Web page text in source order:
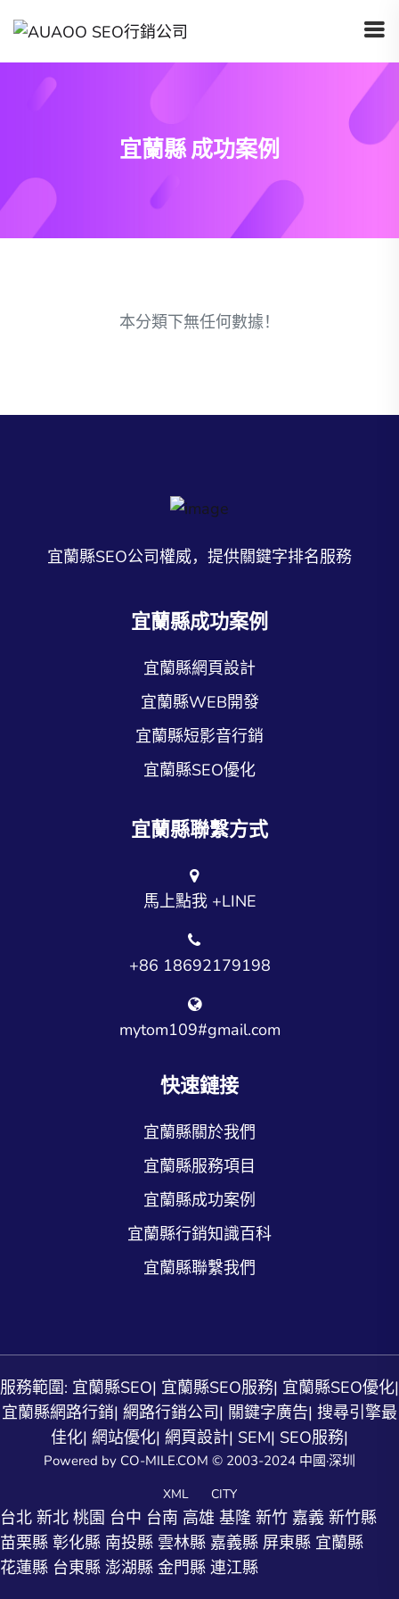
宜蘭縣 成功案例
本分類下無任何數據！
宜蘭縣SEO公司權威，提供關鍵字排名服務
宜蘭縣成功案例
宜蘭縣網頁設計
宜蘭縣WEB開發
宜蘭縣短影音行銷
宜蘭縣SEO優化
宜蘭縣聯繫方式
馬上點我 +LINE
+86 18692179198
mytom109#gmail.com
快速鏈接
宜蘭縣關於我們
宜蘭縣服務項目
宜蘭縣成功案例
宜蘭縣行銷知識百科
宜蘭縣聯繫我們
服務範圍: 宜蘭縣SEO| 宜蘭縣SEO服務| 宜蘭縣SEO優化|
宜蘭縣網路行銷| 網路行銷公司| 關鍵字廣告| 搜尋引擎最
佳化| 網站優化| 網頁設計| SEM| SEO服務|
Powered by CO-MILE.COM © 2003-2024 中國·深圳
XML CITY
台北 新北 桃園 台中 台南 高雄 基隆 新竹 嘉義 新竹縣
苗栗縣 彰化縣 南投縣 雲林縣 嘉義縣 屏東縣 宜蘭縣
花蓮縣 台東縣 澎湖縣 金門縣 連江縣